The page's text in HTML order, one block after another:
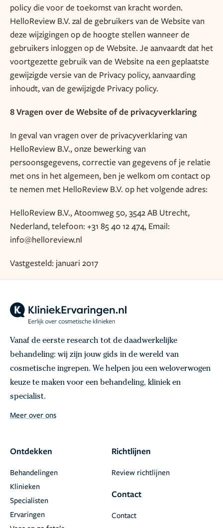
policy die voor de toekomst van kracht worden.
HelloReview B.V. zal de gebruikers van de Website van
deze wijzigingen op de hoogte stellen wanneer de
gebruikers inloggen op de Website. Je aanvaardt dat het
voortgezette gebruik van de Website na een geplaatste
gewijzigde versie van de Privacy policy, aanvaarding
inhoudt, van de gewijzigde Privacy policy.
8 Vragen over de Website of de privacyverklaring
In geval van vragen over de privacyverklaring van
HelloReview B.V., onze bewerking van
persoonsgegevens, correctie van gegevens of je relatie
met ons in het algemeen, ben je welkom om contact op
te nemen met HelloReview B.V. op het volgende adres:
HelloReview B.V., Atoomweg 50, 3542 AB Utrecht,
Nederland, telefoon: +31 85 40 12 474, Email:
info@helloreview.nl
Vastgesteld: januari 2017
Vanaf de eerste research tot de daadwerkelijke
behandeling: wij zijn jouw gids in de wereld van
cosmetische ingrepen. We helpen jou een weloverwogen
keuze te maken voor een behandeling, kliniek en
specialist.
Meer over ons
Ontdekken
Behandelingen
Klinieken
Specialisten
Ervaringen
Richtlijnen
Review richtlijnen
Contact
Contact